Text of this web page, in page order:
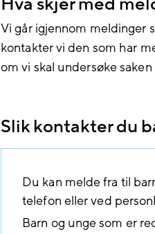
Hva skjer med
Vi går igjennom meldinger
kontakter vi den som har
om vi skal undersøke saken
Slik kontakter du
Du kan melde fra til
telefon eller ved
Barn og unge som er